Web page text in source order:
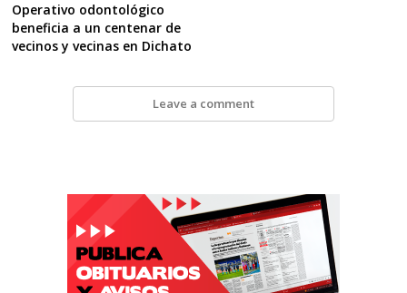
Operativo odontológico
beneficia a un centenar de
vecinos y vecinas en Dichato
Leave a comment